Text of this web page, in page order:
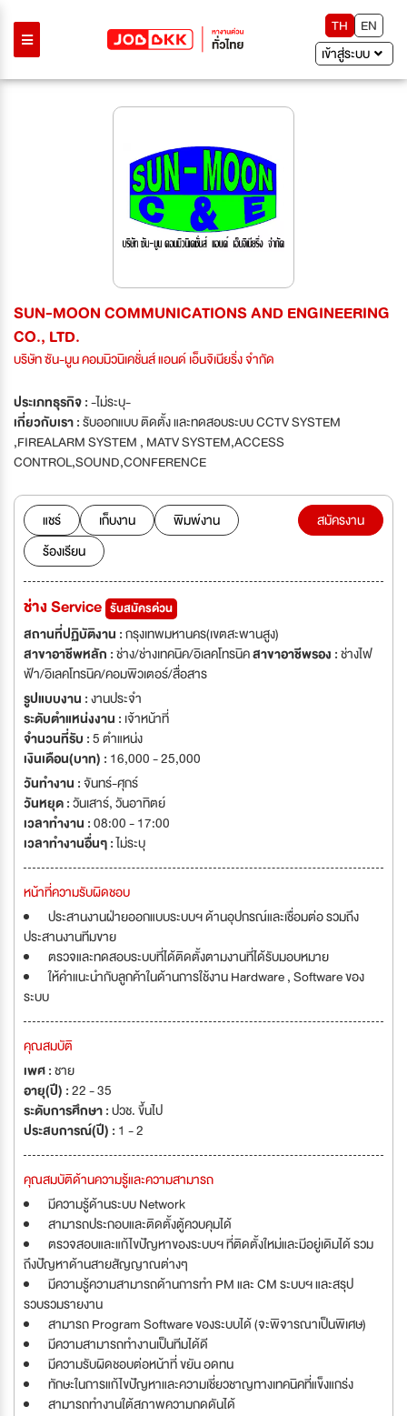
TH
EN
เข้าสู่ระบบ
SUN-MOON COMMUNICATIONS AND ENGINEERING
CO., LTD.
บริษัท ซัน-มูน คอมมิวนิเคชั่นส์ แอนด์ เอ็นจิเนียริ่ง จำกัด
ประเภทธุรกิจ :-ไม่ระบุ-
เกี่ยวกับเรา :รับออกแบบ ติดตั้ง และทดสอบระบบ CCTV SYSTEM
,FIREALARM SYSTEM , MATV SYSTEM,ACCESS
CONTROL,SOUND,CONFERENCE
แชร์ เก็บงาน
พิมพ์งาน
ร้องเรียน
สมัครงาน
ช่าง Service รับสมัครด่วน
สถานที่ปฏิบัติงาน :กรุงเทพมหานคร(เขตสะพานสูง)
สาขาอาชีพหลัก :ช่าง/ช่างเทคนิค/อิเลคโทรนิคสาขาอาชีพรอง :ช่างไฟ
ฟ้า/อิเลคโทรนิค/คอมพิวเตอร์/สื่อสาร
รูปแบบงาน :งานประจำ
ระดับตำแหน่งงาน : เจ้าหน้าที่
จำนวนที่รับ :5 ตำแหน่ง
เงินเดือน(บาท) : 16,000 - 25,000
วันทำงาน :จันทร์-ศุกร์
วันหยุด :วันเสาร์,วันอาทิตย์
เวลาทำงาน :08:00 - 17:00
เวลาทำงานอื่นๆ :ไม่ระบุ
หน้าที่ความรับผิดชอบ
ประสานงานฝ่ายออกแบบระบบฯ ด้านอุปกรณ์และเชื่อมต่อ รวมถึง
ประสานงานทีมขาย
ตรวจและทดสอบระบบที่ได้ติดตั้งตามงานที่ได้รับมอบหมาย
ให้คำแนะนำกับลูกค้าในด้านการใช้งาน Hardware , Software ของ
ระบบ
คุณสมบัติ
เพศ :ชาย
อายุ(ปี) :22 - 35
ระดับการศึกษา :ปวช. ขึ้นไป
ประสบการณ์(ปี) : 1 - 2
คุณสมบัติด้านความรู้และความสามารถ
มีความรู้ด้านระบบ Network
สามารถประกอบและติดตั้งตู้ควบคุมได้
ตรวจสอบและแก้ไขปัญหาของระบบฯ ที่ติดตั้งใหม่และมีอยู่เดิมได้ รวม
ถึงปัญหาด้านสายสัญญาณต่างๆ
มีความรู้ความสามารถด้านการทำ PM และ CM ระบบฯ และสรุป
รวบรวมรายงาน
สามารถ Program Software ของระบบได้ (จะพิจารณาเป็นพิเศษ)
มีความสามารถทำงานเป็นทีมได้ดี
มีความรับผิดชอบต่อหน้าที่ ขยัน อดทน
ทักษะในการแก้ไขปัญหาและความเชี่ยวชาญทางเทคนิคที่แข็งแกร่ง
สามารถทำงานใต้สภาพความกดดันได้